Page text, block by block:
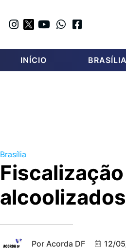
INÍCIO BRASÍLIA
Brasília
Por Acorda DF 12/